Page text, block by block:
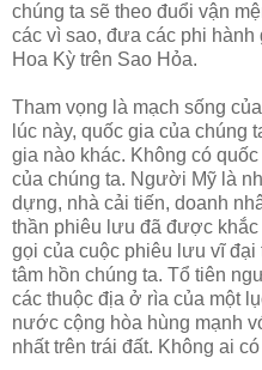
chúng ta sẽ theo đuổi vận
các vì sao, đưa các phi
Hoa Kỳ trên Sao Hỏa.
Tham vọng là mạch sống
lúc này, quốc gia của chúng
gia nào khác. Không có
của chúng ta. Người Mỹ là
dựng, nhà cải tiến, doanh
thần phiêu lưu đã được khắc
gọi của cuộc phiêu lưu vĩ
tâm hồn chúng ta. Tổ tiên
các thuộc địa ở rìa của một
nước cộng hòa hùng mạnh
nhất trên trái đất. Không ai